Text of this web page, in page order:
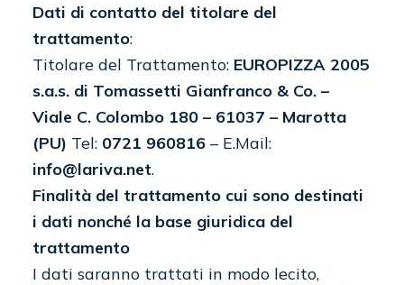
Dati di contatto del titolare del
trattamento:
Titolare del Trattamento: EUROPIZZA 2005
s.a.s. di Tomassetti Gianfranco & Co. –
Viale C. Colombo 180 – 61037 – Marotta
(PU) Tel: 0721 960816– E.Mail:
info@lariva.net.
Finalità del trattamento cui sono destinati
i dati nonché la base giuridica del
trattamento
I dati saranno trattati in modo lecito,